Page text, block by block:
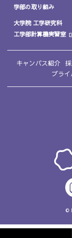
学部の取り組み
大学院 工学研究科
工学部計算機実習室
キャンパス紹介
プラ
©